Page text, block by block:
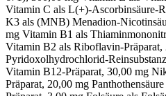
Vitamin C als L(+)-Ascorbinsäure-
K3 als (MNB) Menadion-
mg Vitamin B1 als
Vitamin B2 als Riboflavin-
Pyridoxolhydrochlorid-
Vitamin B12-Präparat, 30,00 mg
Präparat, 20,00 mg